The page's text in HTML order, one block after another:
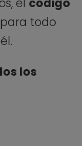
el código
para todo
los